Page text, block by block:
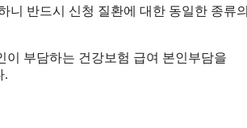
니 반드시 신청 질환에 대한 동일한 종류의
이 부담하는 건강보험 급여 본인부담을
.